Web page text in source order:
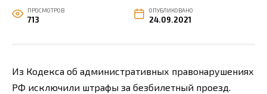
ПРОСМОТРОВ
713
ОПУБЛИКОВАНО
24.09.2021
Из Кодекса об административных правонарушениях
РФ исключили штрафы за безбилетный проезд.